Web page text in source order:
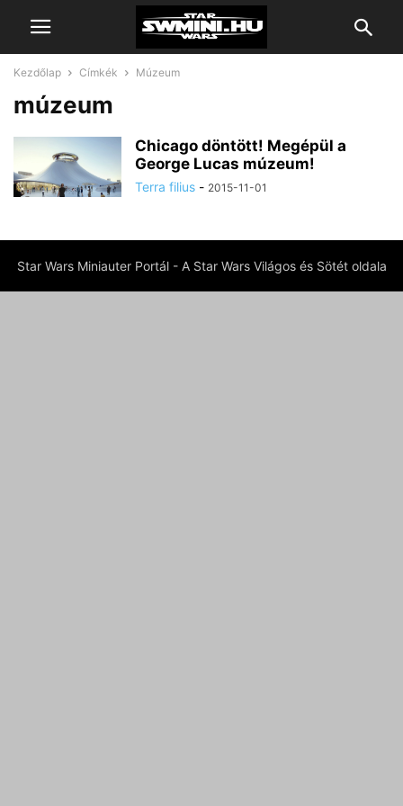
Kezdőlap Címkék Múzeum
múzeum
Chicago döntött! Megépül a
George Lucas múzeum!
Terra filius - 2015-11-01
Star Wars Miniauter Portál - A Star Wars Világos és Sötét oldala